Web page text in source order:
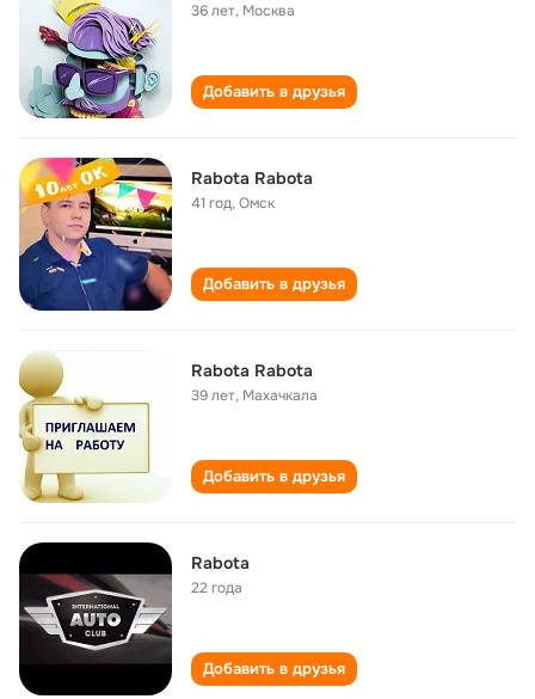
36 лет, Москва
Добавить в друзья
Rabota Rabota
41 год,Омск
Добавить в друзья
Rabota Rabota
39 лет, Махачкала
Добавить в друзья
Rabota
22 года
Добавить в друзья